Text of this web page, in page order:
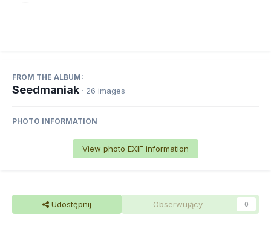
FROM THE ALBUM:
Seedmaniak · 26 images
PHOTO INFORMATION
View photo EXIF information
Udostępnij Obserwujący 0